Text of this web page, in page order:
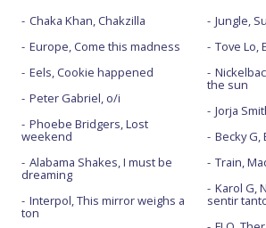
Chaka Khan, Chakzilla
Europe, Come this madness
Eels, Cookie happened
Peter Gabriel, o/i
Phoebe Bridgers, Lost
weekend
Alabama Shakes, I must be
dreaming
Interpol, This mirror weighs a
ton
Jungle,
Tove Lo,
the sun
Jorja
Becky G,
Train,
Karol G,
sentir